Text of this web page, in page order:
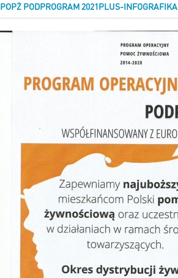
POPŻ PODPROGRAM 2021PLUS-INFOGRAFIKA